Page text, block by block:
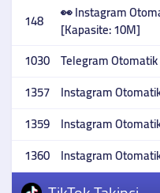
148 👀 Instagram
[Kapasite: 10M]
1030 Telegram
1357 Instagram
1359 Instagram
1360 Instagram